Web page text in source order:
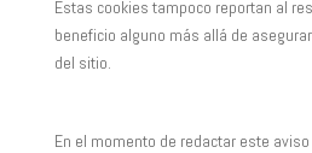
Estas cookies tampoco reportan al
beneficio alguno más allá de
del sitio.
En el momento de redactar este